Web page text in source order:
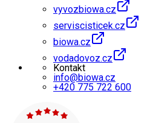
vyvozbiowa.cz
serviscisticek.cz
biowa.cz
vodadovoz.cz
Kontakt
info@biowa.cz
+420 775 722 600